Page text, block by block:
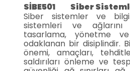
SİBE501 Siber
Siber sistemler ve
sistemleri ve
tasarlama, yönetme
odaklanan bir disiplindir.
önemi, amaçları,
saldırıları önleme ve